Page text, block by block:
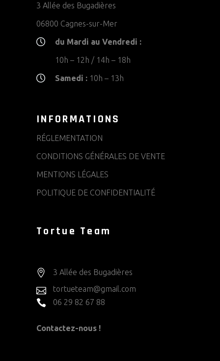
3 Allée des Bugadières
06800 Cagnes-sur-Mer
du Mardi au Vendredi :
10h – 12h / 14h – 18h
Samedi : 10h – 13h
INFORMATIONS
RÉGLEMENTATION
CONDITIONS GÉNÉRALES DE VENTE
MENTIONS LÉGALES
POLITIQUE DE CONFIDENTIALITÉ
Tortue Team
3 Allée des Bugadières
tortueteam@gmail.com
06 29 82 67 88
Contactez-nous !